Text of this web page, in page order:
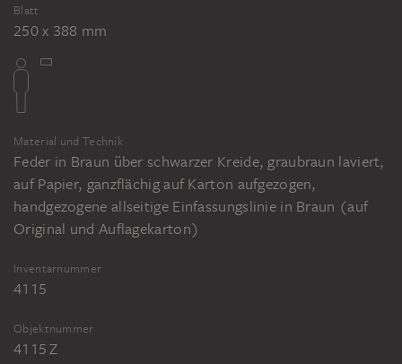
Blatt
250 x 388 mm
Material und Technik
Feder in Braun über schwarzer Kreide, graubraun laviert,
auf Papier, ganzflächig auf Karton aufgezogen,
handgezogene allseitige Einfassungslinie in Braun (auf
Original und Auflagekarton)
Inventarnummer
4115
Objektnummer
4115 Z